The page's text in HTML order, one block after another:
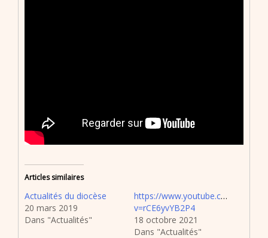
Articles similaires
Actualités du diocèse
20 mars 2019
Dans "Actualités"
https://www.youtube.com/watch?
v=rCE6yvYB2P4
18 octobre 2021
Dans "Actualités"